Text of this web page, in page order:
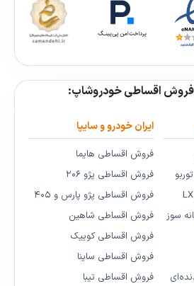
اقساطی خودروشاپ:
سوز
ایران خودرو و سایپا
فروش اقساطی هایما
فروش اقساطی پژو ۲۰۶
فروش اقساطی پژو پارس و ۴۰۵
فروش اقساطی شاهین
فروش اقساطی کوییک
فروش اقساطی ساینا
فروش اقساطی تیبا